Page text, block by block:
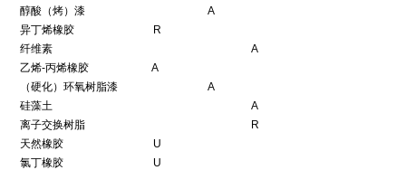
醇酸（烤）漆 A
异丁烯橡胶 R
纤维素 A
乙烯-丙烯橡胶 A
（硬化）环氧树脂漆 A
硅藻土 A
离子交换树脂 R
天然橡胶 U
氯丁橡胶 U